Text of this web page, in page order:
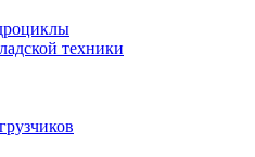
техники